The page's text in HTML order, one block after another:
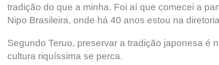
tradição do que a minha. Foi aí que comecei a
Nipo Brasileira, onde há 40 anos estou na
Segundo Teruo, preservar a tradição japonesa é
cultura riquíssima se perca.